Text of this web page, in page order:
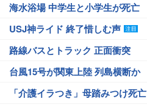
海水浴場 中学生と小学生が死亡
USJ神ライド 終了惜しむ声
路線バスとトラック 正面衝突
台風15号が関東上陸 列島横断か
「介護イラつき」母踏みつけ死亡